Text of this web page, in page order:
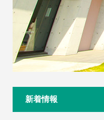
新着情報